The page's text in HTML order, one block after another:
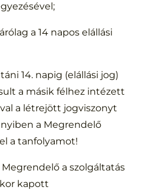
a 14 napos elállási
14. napig (elállási jog)
a másik félhez intézett
a létrejött jogviszonyt
a Megrendelő
a tanfolyamot!
a szolgáltatás
kapott